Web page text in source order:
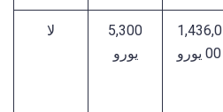
1,436,0
00 يورو
5,300
يورو
لا